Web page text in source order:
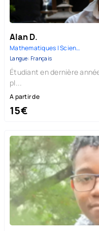
Alan D.
Mathematiques | Sciences-Physi...
Langue: Français
Étudiant en dernière année
pl...
A partir de
15€